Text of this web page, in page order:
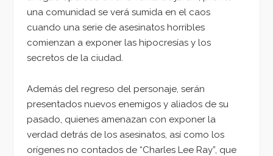
una comunidad se verá sumida en el caos
cuando una serie de asesinatos horribles
comienzan a exponer las hipocresías y los
secretos de la ciudad.
Además del regreso del personaje, serán
presentados nuevos enemigos y aliados de su
pasado, quienes amenazan con exponer la
verdad detrás de los asesinatos, así como los
orígenes no contados de “Charles Lee Ray”, que